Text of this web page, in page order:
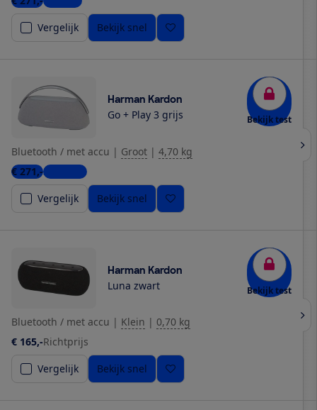
Vergelijk
Bekijk snel
Harman Kardon
Go + Play 3 grijs Bekijk test
Bluetooth / met accu | Groot | 4,70 kg
€ 271,-3 winkels
Vergelijk
Bekijk snel
Harman Kardon
Luna zwart Bekijk test
Bluetooth / met accu | Klein | 0,70 kg
€ 165,-Richtprijs
Vergelijk
Bekijk snel